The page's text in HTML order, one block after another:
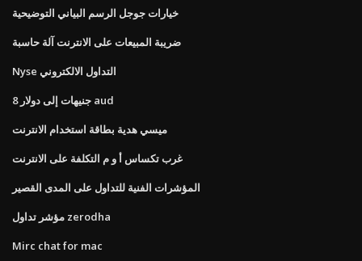
خيارات جوجل الرسم البياني التوضيحية
ضريبة المبيعات على الانترنت آلة حاسبة
Nyse التداول الالكتروني
8 جنيهات إلى دولار aud
ميسي هدية بطاقة استخدام الانترنت
غرب تكساس أ و م التكلفة على الانترنت
المؤشرات الفنية للتداول على المدى القصير
مؤشر تداول zerodha
Mirc chat for mac